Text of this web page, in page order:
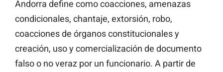
Andorra define como coacciones, amenazas
condicionales, chantaje, extorsión, robo,
coacciones de órganos constitucionales y
creación, uso y comercialización de documento
falso o no veraz por un funcionario. A partir de